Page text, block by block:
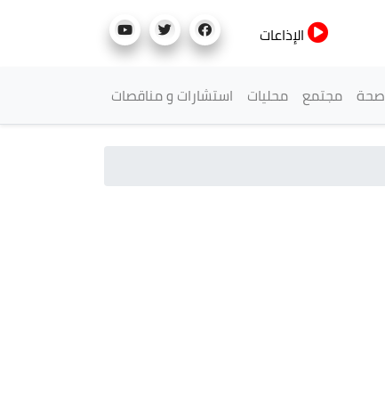
الإذاعات
صحة مجتمع محليات استشارات و مناقصات